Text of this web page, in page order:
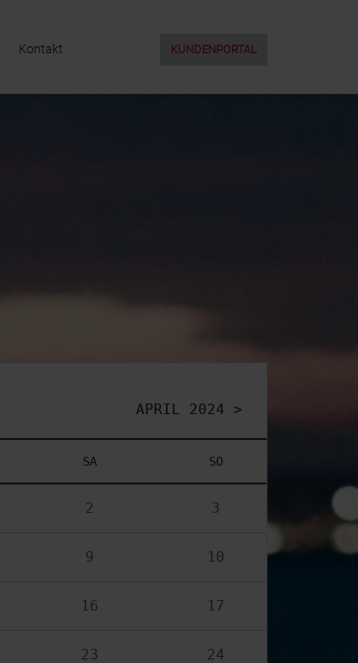
Kontakt KUNDENPORTAL
APRIL 2024 >
SA SO
2 3
9 10
16 17
23 24